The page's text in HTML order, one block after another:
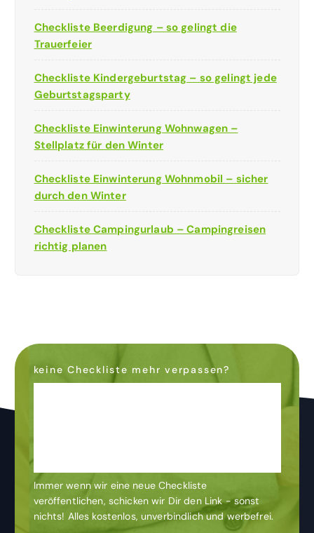
Checkliste Beerdigung – so gelingt die
Trauerfeier
Checkliste Kindergeburtstag – so gelingt jede
Geburtstagsparty
Checkliste Einwinterung Wohnwagen –
Stellplatz für den Winter
Checkliste Einwinterung Wohnmobil – sicher
durch den Winter
Checkliste Campingurlaub – Campingreisen
richtig planen
keine Checkliste mehr verpassen?
Laufenden
Immer wenn wir eine neue Checkliste
veröffentlichen, schicken wir Dir den Link - sonst
nichts! Alles kostenlos, unverbindlich und werbefrei.